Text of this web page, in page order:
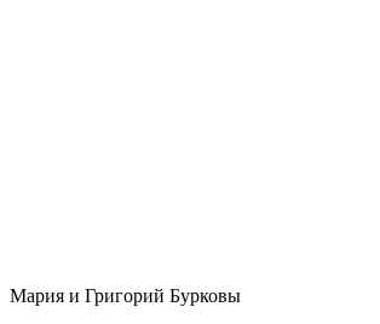
Мария и Григорий Бурковы